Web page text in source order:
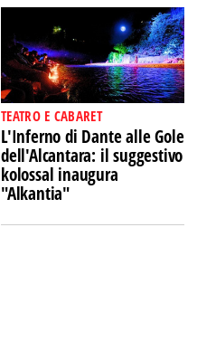
TEATRO E CABARET
L'Inferno di Dante alle Gole
dell'Alcantara: il suggestivo
kolossal inaugura
"Alkantia"